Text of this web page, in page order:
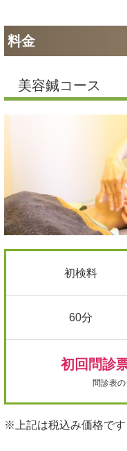
料金
美容鍼コース
初検料
60分
初回問診
問診表
※上記は税込み価格です